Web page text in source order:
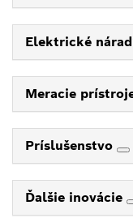
Elektrické
Meracie
Príslušenstvo
Ďalšie inovácie